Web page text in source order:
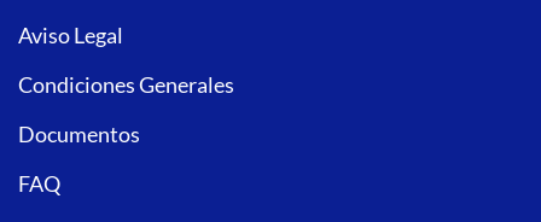
Aviso Legal
Condiciones Generales
Documentos
FAQ